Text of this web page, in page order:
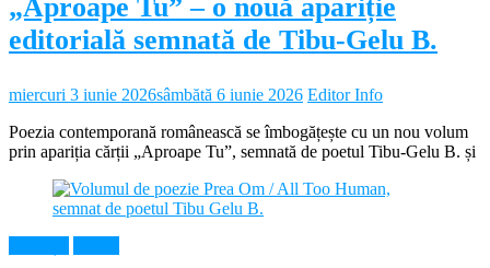
„Aproape Tu” – o nouă apariție
editorială semnată de Tibu-Gelu B.
miercuri 3 iunie 2026sâmbătă 6 iunie 2026 Editor Info
Poezia contemporană românească se îmbogățește cu un nou volum
prin apariția cărții „Aproape Tu”, semnată de poetul Tibu-Gelu B. și